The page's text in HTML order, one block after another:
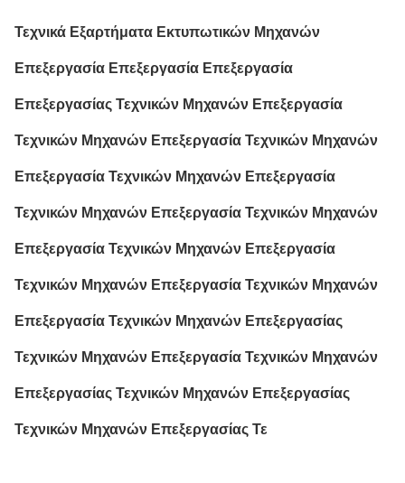
Τεχνικά Εξαρτήματα Εκτυπωτικών Μηχανών
Επεξεργασία Επεξεργασία Επεξεργασία
Επεξεργασίας Τεχνικών Μηχανών Επεξεργασία
Τεχνικών Μηχανών Επεξεργασία Τεχνικών Μηχανών
Επεξεργασία Τεχνικών Μηχανών Επεξεργασία
Τεχνικών Μηχανών Επεξεργασία Τεχνικών Μηχανών
Επεξεργασία Τεχνικών Μηχανών Επεξεργασία
Τεχνικών Μηχανών Επεξεργασία Τεχνικών Μηχανών
Επεξεργασία Τεχνικών Μηχανών Επεξεργασίας
Τεχνικών Μηχανών Επεξεργασία Τεχνικών Μηχανών
Επεξεργασίας Τεχνικών Μηχανών Επεξεργασίας
Τεχνικών Μηχανών Επεξεργασίας Τε